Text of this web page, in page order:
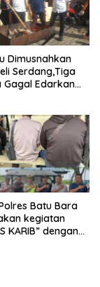
Dimusnahkan
Serdang,Tiga
Gagal Edarkan
Batu Bara
kegiatan
KARIB” dengan